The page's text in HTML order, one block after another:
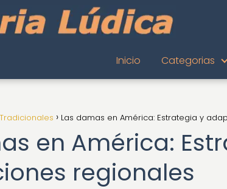
Inicio Categorias
Las damas en América: Estrategia y
en América:
regionales